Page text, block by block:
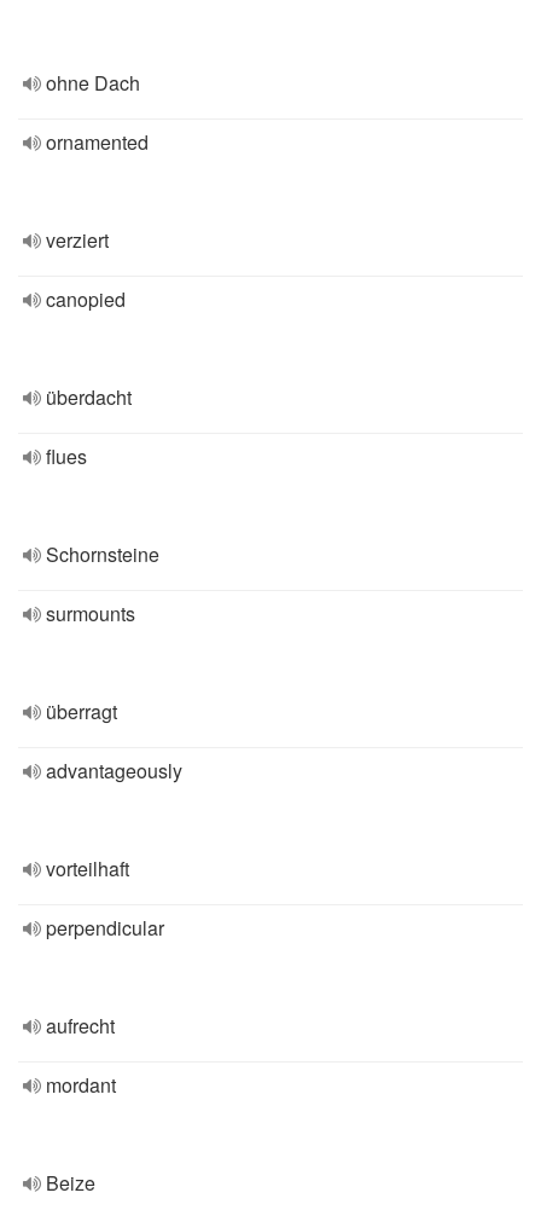
ohne Dach
ornamented
verziert
canopied
überdacht
flues
Schornsteine
surmounts
überragt
advantageously
vorteilhaft
perpendicular
aufrecht
mordant
Beize